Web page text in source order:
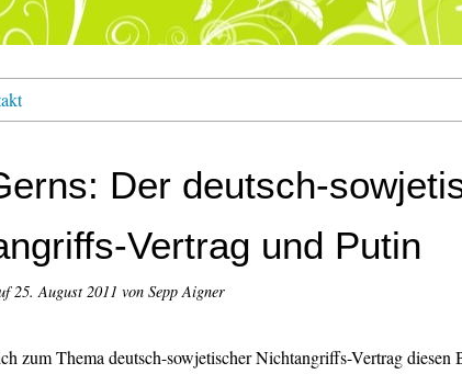
Der deutsch-
Vertrag und Putin
25. August 2011 von Sepp Aigner
zum Thema deutsch-sowjetischer Nichtangriffs-Vertrag diesen